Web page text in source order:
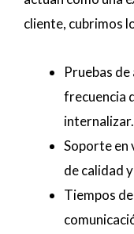
cliente, cubrimos
Pruebas
frecuencia
internalizar.
Soporte en
de calidad
Tiempos